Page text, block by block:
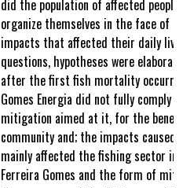
did the population of affected
organize themselves in the face of
impacts that affected their daily
questions, hypotheses were
after the first fish mortality
Gomes Energia did not fully comply
mitigation aimed at it, for the
community and; the impacts
mainly affected the fishing sector
Ferreira Gomes and the form of